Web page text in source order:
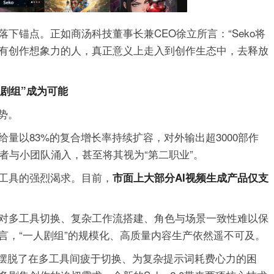
下锚点。正如商汤科技董事长兼CEO徐立所言：“Seko将
创作想象力的人，真正意义上走入到创作生态中，去释放
组”成为可能
量以83%的复合增长率持续扩容，对外输出超3000部作
小团队涌入，甚至将其视为“第二职业”。
具的强烈渴求。目前， 市面上大部分AI视频生成产品仅支
多工具切换、复杂工作流搭建、角色与场景一致性难以保
“一人剧组”的规模化、高质量内容生产依然遥不可及。
脱了在多工具间疲于切换、为复杂提示词耗费心力的困